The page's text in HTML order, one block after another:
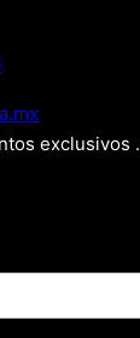
exclusivos .